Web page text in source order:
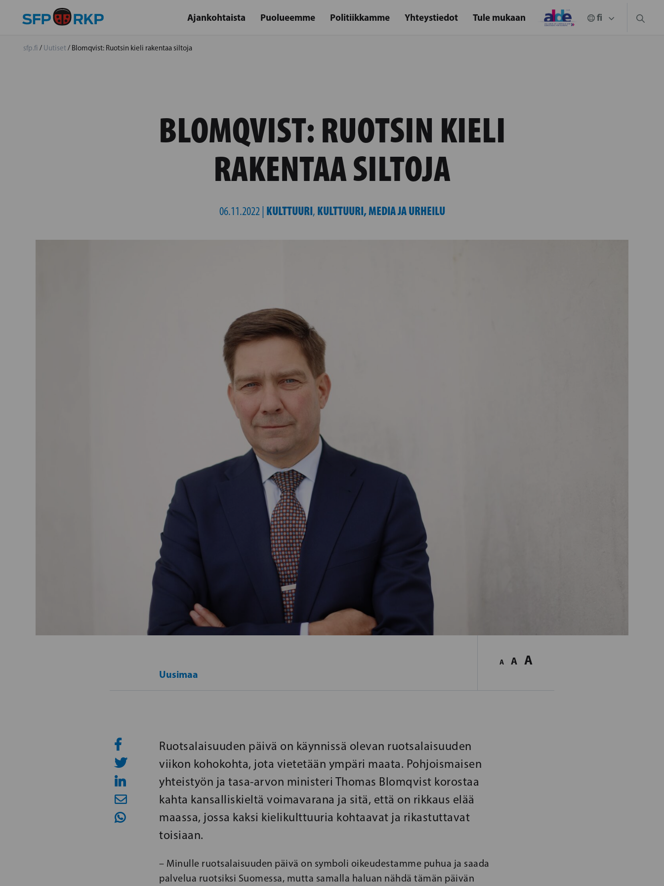
Ajankohtaista Puolueemme Politiikkamme Yhteystiedot Tule mukaan
sfp.fi / Uutiset/ Blomqvist: Ruotsin kieli rakentaa siltoja
BLOMQVIST: RUOTSIN KIELI
RAKENTAA SILTOJA
06.11.2022 | KULTTUURI, KULTTUURI, MEDIA JA URHEILU
Uusimaa
A A A
Ruotsalaisuuden päivä on käynnissä olevan ruotsalaisuuden
viikon kohokohta, jota vietetään ympäri maata. Pohjoismaisen
yhteistyön ja tasa-arvon ministeri Thomas Blomqvist korostaa
kahta kansalliskieltä voimavarana ja sitä, että on rikkaus elää
maassa, jossa kaksi kielikulttuuria kohtaavat ja rikastuttavat
toisiaan.
– Minulle ruotsalaisuuden päivä on symboli oikeudestamme puhua ja saada
palvelua ruotsiksi Suomessa, mutta samalla haluan nähdä tämän päivän